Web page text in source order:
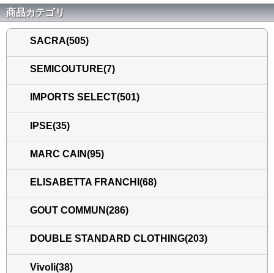
商品カテゴリ
SACRA(505)
SEMICOUTURE(7)
IMPORTS SELECT(501)
IPSE(35)
MARC CAIN(95)
ELISABETTA FRANCHI(68)
GOUT COMMUN(286)
DOUBLE STANDARD CLOTHING(203)
Vivoli(38)